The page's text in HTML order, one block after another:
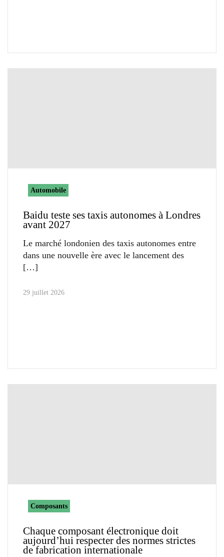
Automobile
Baidu teste ses taxis autonomes à Londres
avant 2027
Le marché londonien des taxis autonomes entre
dans une nouvelle ère avec le lancement des
29 juillet 2026
Composants
Chaque composant électronique doit
aujourd’hui respecter des normes strictes
de fabrication internationale